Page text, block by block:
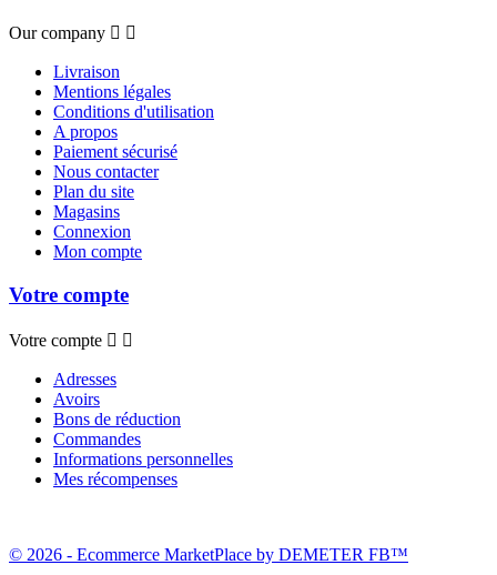
Our company  
Livraison
Mentions légales
Conditions d'utilisation
A propos
Paiement sécurisé
Nous contacter
Plan du site
Magasins
Connexion
Mon compte
Votre compte
Votre compte  
Adresses
Avoirs
Bons de réduction
Commandes
Informations personnelles
Mes récompenses
© 2026 - Ecommerce MarketPlace by DEMETER FB™